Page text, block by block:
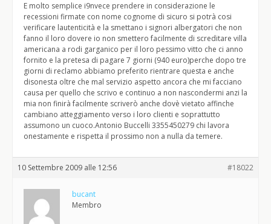
E molto semplice i9nvece prendere in considerazione le
recessioni firmate con nome cognome di sicuro si potrà cosi
verificare lautenticità e la smettano i signori albergatori che non
fanno il loro dovere io non smettero facilmente di screditare villa
americana a rodi garganico per il loro pessimo vitto che ci anno
fornito e la pretesa di pagare 7 giorni (940 euro)perche dopo tre
giorni di reclamo abbiamo preferito rientrare questa e anche
disonesta oltre che mal servizio aspetto ancora che mi facciano
causa per quello che scrivo e continuo a non nascondermi anzi la
mia non finirà facilmente scriverò anche dovè vietato affinche
cambiano atteggiamento verso i loro clienti e soprattutto
assumono un cuoco.Antonio Buccelli 3355450279 chi lavora
onestamente e rispetta il prossimo non a nulla da temere.
10 Settembre 2009 alle 12:56 #18022
bucant
Membro